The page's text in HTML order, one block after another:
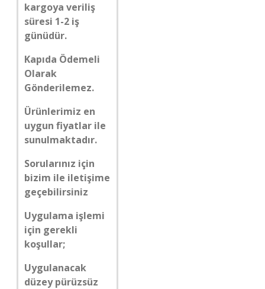
kargoya veriliş
süresi 1-2 iş
günüdür.
Kapıda Ödemeli
Olarak
Gönderilemez.
Ürünlerimiz en
uygun fiyatlar ile
sunulmaktadır.
Sorularınız için
bizim ile iletişime
geçebilirsiniz
Uygulama işlemi
için gerekli
koşullar;
Uygulanacak
düzey pürüzsüz